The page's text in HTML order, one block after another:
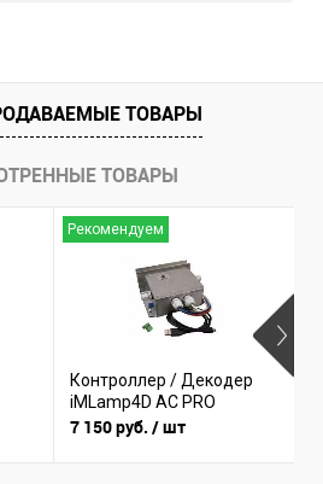
ТОВАРЫ
ТОВАРЫ
Рекомендуем
Контроллер / Декодер
iMLamp4D AC PRO
7 150 руб. / шт